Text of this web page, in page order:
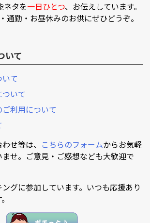
ネタを一日ひとつ、お伝えしています。
通勤・お昼休みのお供にぜひどうぞ。
いて
て
いて
利用について
せ等は、 こちらのフォームからお気軽
せ。ご意見・ご感想なども大歓迎で
グに参加しています。いつも応援あり